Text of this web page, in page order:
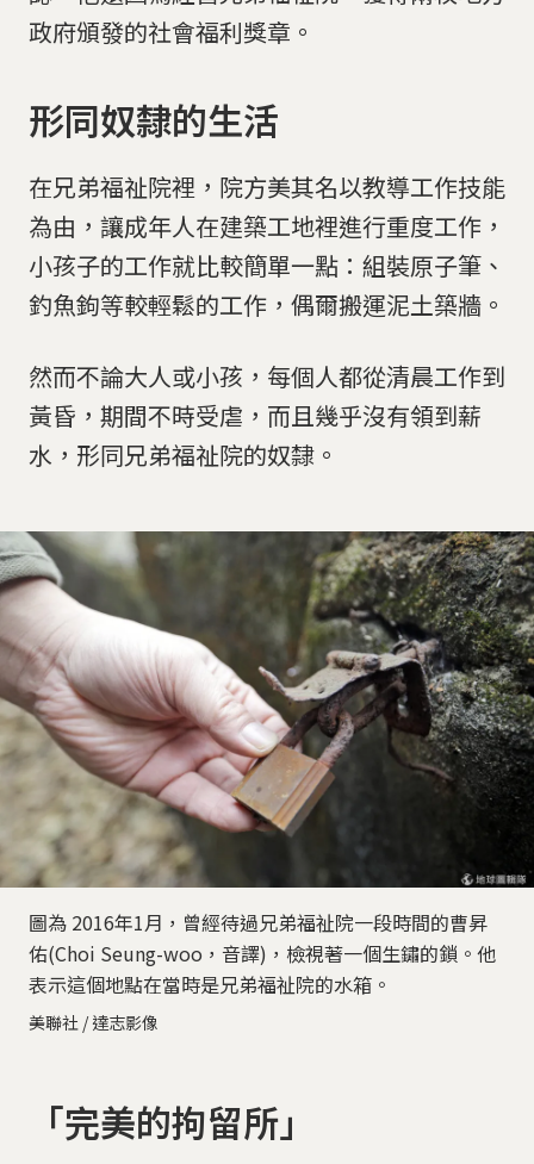
政府頒發的社會福利獎章。
形同奴隸的生活
在兄弟福祉院裡，院方美其名以教導工作技能
為由，讓成年人在建築工地裡進行重度工作，
小孩子的工作就比較簡單一點：組裝原子筆、
釣魚鉤等較輕鬆的工作，偶爾搬運泥土築牆。
然而不論大人或小孩，每個人都從清晨工作到
黃昏，期間不時受虐，而且幾乎沒有領到薪
水，形同兄弟福祉院的奴隸。
圖為 2016年1月，曾經待過兄弟福祉院一段時間的曹昇
佑(Choi Seung-woo，音譯)，檢視著一個生鏽的鎖。他
表示這個地點在當時是兄弟福祉院的水箱。
美聯社 / 達志影像
「完美的拘留所」